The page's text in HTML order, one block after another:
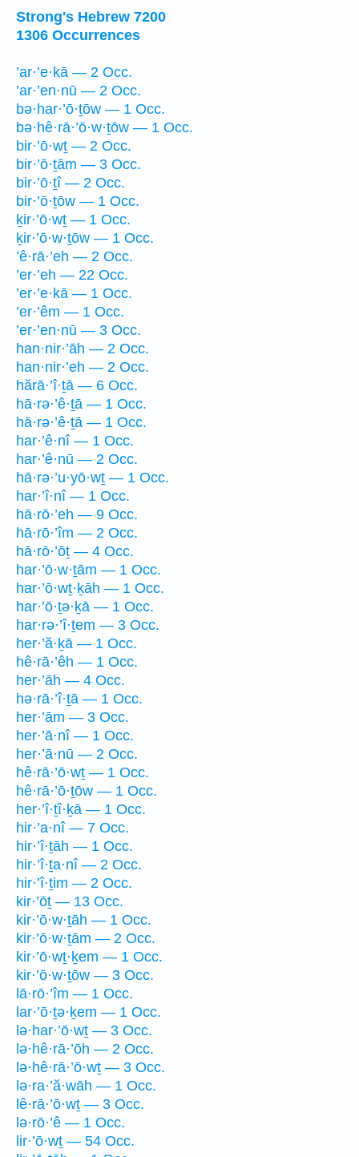
Strong's Hebrew 7200
1306 Occurrences
’ar·’e·kā — 2 Occ.
’ar·’en·nū — 2 Occ.
bə·har·’ō·ṯōw — 1 Occ.
bə·hê·rā·’ō·w·ṯōw — 1 Occ.
bir·’ō·wṯ — 2 Occ.
bir·’ō·ṯām — 3 Occ.
bir·’ō·ṯî — 2 Occ.
bir·’ō·ṯōw — 1 Occ.
ḵir·’ō·wṯ — 1 Occ.
ḵir·’ō·w·ṯōw — 1 Occ.
’ê·rā·’eh — 2 Occ.
’er·’eh — 22 Occ.
’er·’e·kā — 1 Occ.
’er·’êm — 1 Occ.
’er·’en·nū — 3 Occ.
han·nir·’āh — 2 Occ.
han·nir·’eh — 2 Occ.
hărā·’î·ṯā — 6 Occ.
hā·rə·’ê·ṯā — 1 Occ.
hā·rə·’ê·ṯā — 1 Occ.
har·’ê·nî — 1 Occ.
har·’ê·nū — 2 Occ.
hā·rə·’u·yō·wṯ — 1 Occ.
har·’î·nî — 1 Occ.
hā·rō·’eh — 9 Occ.
hā·rō·’îm — 2 Occ.
hā·rō·’ōṯ — 4 Occ.
har·’ō·w·ṯām — 1 Occ.
har·’ō·wṯ·ḵāh — 1 Occ.
har·’ō·ṯə·ḵā — 1 Occ.
har·rə·’î·ṯem — 3 Occ.
her·’ă·ḵā — 1 Occ.
hê·rā·’êh — 1 Occ.
her·’āh — 4 Occ.
hə·rā·’î·ṯā — 1 Occ.
her·’ām — 3 Occ.
her·’ā·nî — 1 Occ.
her·’ā·nū — 2 Occ.
hê·rā·’ō·wṯ — 1 Occ.
hê·rā·’ō·ṯōw — 1 Occ.
her·’î·ṯî·ḵā — 1 Occ.
hir·’a·nî — 7 Occ.
hir·’î·ṯāh — 1 Occ.
hir·’î·ṯa·nî — 2 Occ.
hir·’î·ṯim — 2 Occ.
kir·’ōṯ — 13 Occ.
kir·’ō·w·ṯāh — 1 Occ.
kir·’ō·w·ṯām — 2 Occ.
kir·’ō·wṯ·ḵem — 1 Occ.
kir·’ō·w·ṯōw — 3 Occ.
lā·rō·’îm — 1 Occ.
lar·’ō·ṯə·ḵem — 1 Occ.
lə·har·’ō·wṯ — 3 Occ.
lə·hê·rā·’ōh — 2 Occ.
lə·hê·rā·’ō·wṯ — 3 Occ.
lə·ra·’ă·wāh — 1 Occ.
lê·rā·’ō·wṯ — 3 Occ.
lə·rō·’ê — 1 Occ.
lir·’ō·wṯ — 54 Occ.